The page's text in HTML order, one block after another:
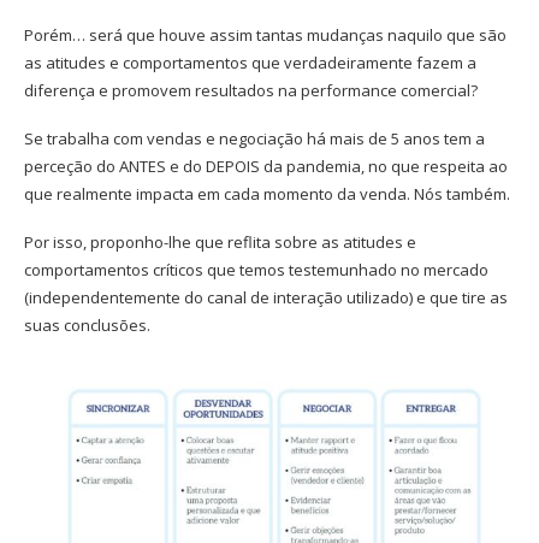
Porém… será que houve assim tantas mudanças naquilo que são
as atitudes e comportamentos que verdadeiramente fazem a
diferença e promovem resultados na performance comercial?
Se trabalha com vendas e negociação há mais de 5 anos tem a
perceção do ANTES e do DEPOIS da pandemia, no que respeita ao
que realmente impacta em cada momento da venda. Nós também.
Por isso, proponho-lhe que reflita sobre as atitudes e
comportamentos críticos que temos testemunhado no mercado
(independentemente do canal de interação utilizado) e que tire as
suas conclusões.